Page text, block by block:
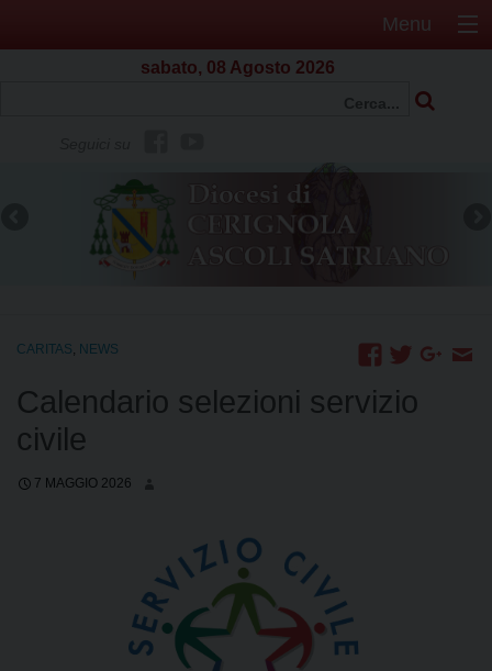
Menu
sabato, 08 Agosto 2026
CARITAS NEWS
Calendario selezioni servizio
civile
7 MAGGIO 2026